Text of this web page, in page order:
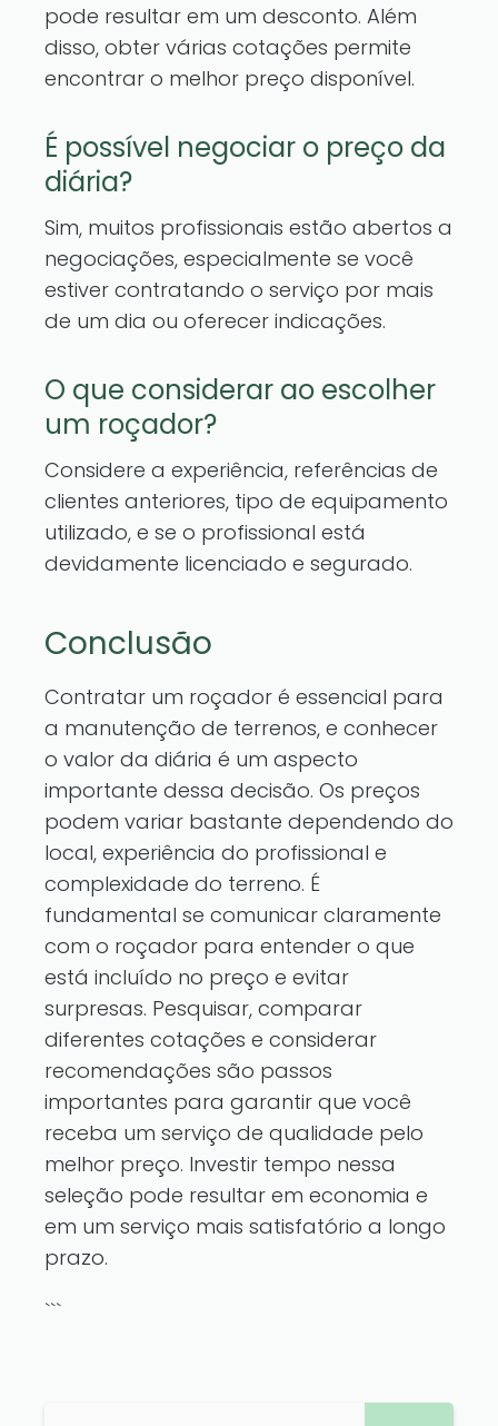
pode resultar em um desconto. Além
disso, obter várias cotações permite
encontrar o melhor preço disponível.
É possível negociar o preço da
diária?
Sim, muitos profissionais estão abertos a
negociações, especialmente se você
estiver contratando o serviço por mais
de um dia ou oferecer indicações.
O que considerar ao escolher
um roçador?
Considere a experiência, referências de
clientes anteriores, tipo de equipamento
utilizado, e se o profissional está
devidamente licenciado e segurado.
Conclusão
Contratar um roçador é essencial para
a manutenção de terrenos, e conhecer
o valor da diária é um aspecto
importante dessa decisão. Os preços
podem variar bastante dependendo do
local, experiência do profissional e
complexidade do terreno. É
fundamental se comunicar claramente
com o roçador para entender o que
está incluído no preço e evitar
surpresas. Pesquisar, comparar
diferentes cotações e considerar
recomendações são passos
importantes para garantir que você
receba um serviço de qualidade pelo
melhor preço. Investir tempo nessa
seleção pode resultar em economia e
em um serviço mais satisfatório a longo
prazo.
```